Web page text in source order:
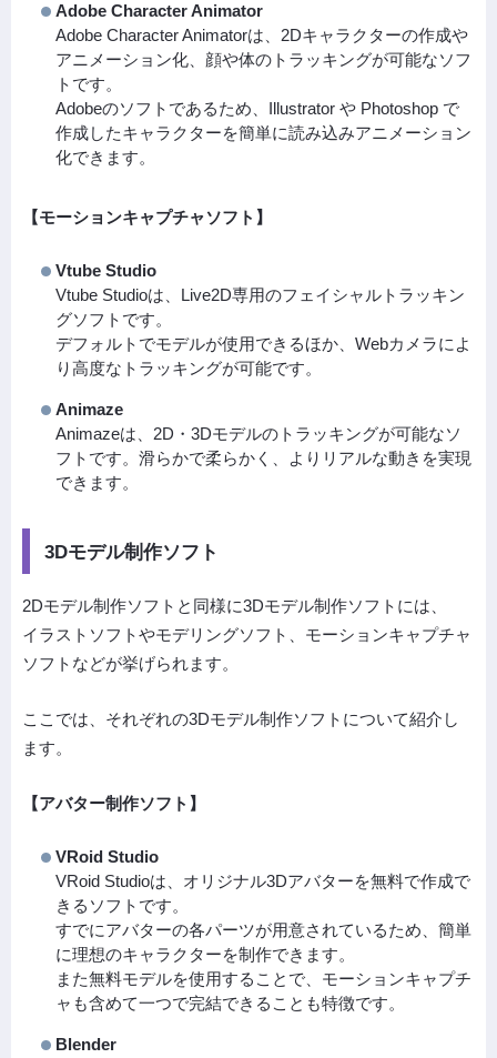
Adobe Character Animator
Adobe Character Animatorは、2Dキャラクターの作成や
アニメーション化、顔や体のトラッキングが可能なソフ
トです。
Adobeのソフトであるため、Illustrator や Photoshop で
作成したキャラクターを簡単に読み込みアニメーション
化できます。
【モーションキャプチャソフト】
Vtube Studio
Vtube Studioは、Live2D専用のフェイシャルトラッキン
グソフトです。
デフォルトでモデルが使用できるほか、Webカメラによ
り高度なトラッキングが可能です。
Animaze
Animazeは、2D・3Dモデルのトラッキングが可能なソ
フトです。滑らかで柔らかく、よりリアルな動きを実現
できます。
3Dモデル制作ソフト
2Dモデル制作ソフトと同様に3Dモデル制作ソフトには、
イラストソフトやモデリングソフト、モーションキャプチャ
ソフトなどが挙げられます。
ここでは、それぞれの3Dモデル制作ソフトについて紹介し
ます。
【アバター制作ソフト】
VRoid Studio
VRoid Studioは、オリジナル3Dアバターを無料で作成で
きるソフトです。
すでにアバターの各パーツが用意されているため、簡単
に理想のキャラクターを制作できます。
また無料モデルを使用することで、モーションキャプチ
ャも含めて一つで完結できることも特徴です。
Blender